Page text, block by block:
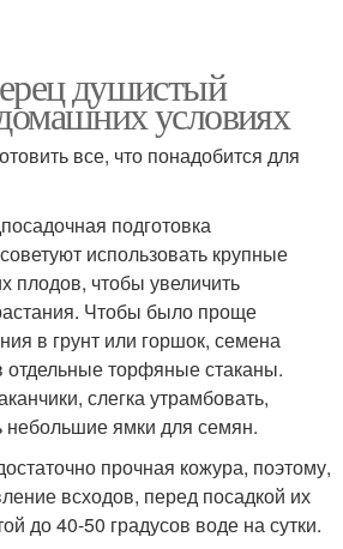
душистый
условиях
все, что понадобится для
подготовка
использовать крупные
плодов, чтобы увеличить
Чтобы было проще
в грунт или горшок, семена
торфяные стаканы.
слегка утрамбовать,
небольшие ямки для семян.
прочная кожура, поэтому,
всходов, перед посадкой их
до 40-50 градусов воде на сутки.